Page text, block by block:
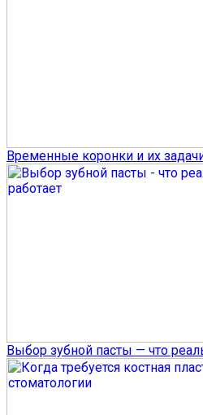
Временные коронки и их
Выбор зубной пасты — что